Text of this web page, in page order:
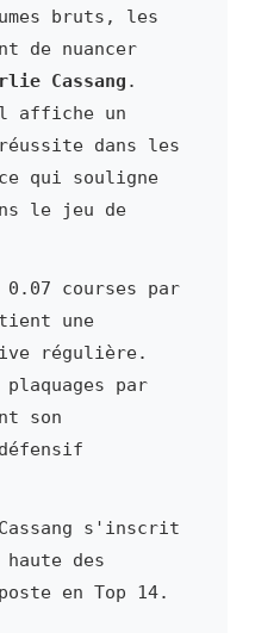
bruts, les
de nuancer
Cassang .
affiche un
dans les
qui souligne
le jeu de
0.07 courses par
une
régulière.
par
son
s'inscrit
haute des
en Top 14.